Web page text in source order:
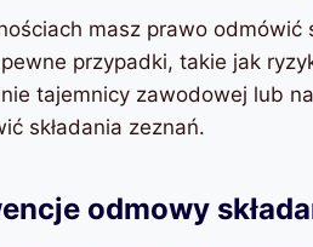
masz prawo odmówić
przypadki, takie jak
tajemnicy zawodowej lub
składania zeznań.
odmowy